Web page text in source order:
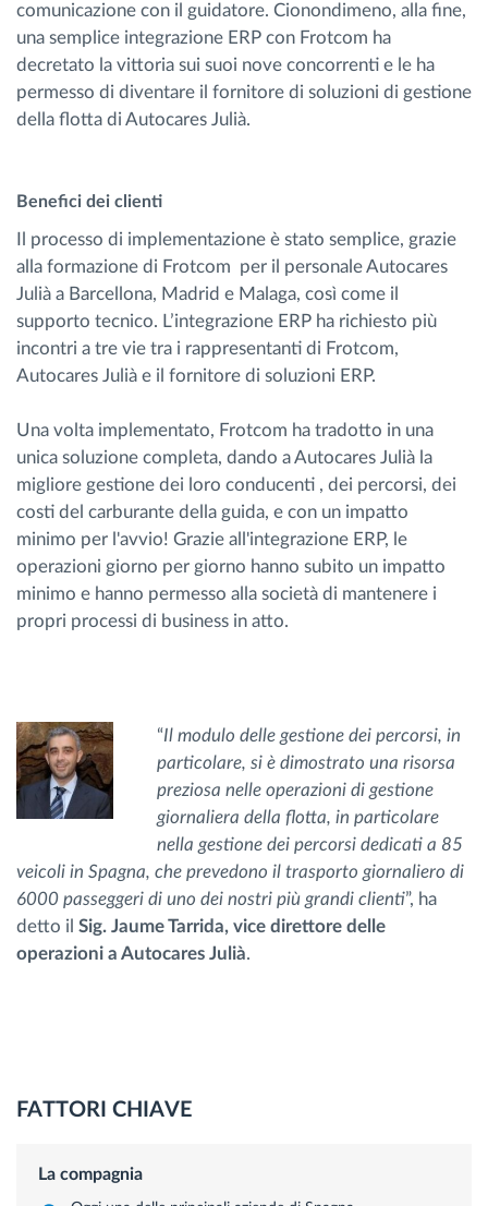
comunicazione con il guidatore. Cionondimeno, alla fine,
una semplice integrazione ERP con Frotcom ha
decretato la vittoria sui suoi nove concorrenti e le ha
permesso di diventare il fornitore di soluzioni di gestione
della flotta di Autocares Julià.
Benefici dei clienti
Il processo di implementazione è stato semplice, grazie
alla formazione di Frotcom per il personale Autocares
Julià a Barcellona, Madrid e Malaga, così come il
supporto tecnico. L’integrazione ERP ha richiesto più
incontri a tre vie tra i rappresentanti di Frotcom,
Autocares Julià e il fornitore di soluzioni ERP.
Una volta implementato, Frotcom ha tradotto in una
unica soluzione completa, dando a Autocares Julià la
migliore gestione dei loro conducenti , dei percorsi, dei
costi del carburante della guida, e con un impatto
minimo per l'avvio! Grazie all'integrazione ERP, le
operazioni giorno per giorno hanno subito un impatto
minimo e hanno permesso alla società di mantenere i
propri processi di business in atto.
“Il modulo delle gestione dei percorsi, in
particolare, si è dimostrato una risorsa
preziosa nelle operazioni di gestione
giornaliera della flotta, in particolare
nella gestione dei percorsi dedicati a 85
veicoli in Spagna, che prevedono il trasporto giornaliero di
6000 passeggeri di uno dei nostri più grandi clienti”, ha
detto il Sig. Jaume Tarrida, vice direttore delle
operazioni a Autocares Julià.
FATTORI CHIAVE
La compagnia